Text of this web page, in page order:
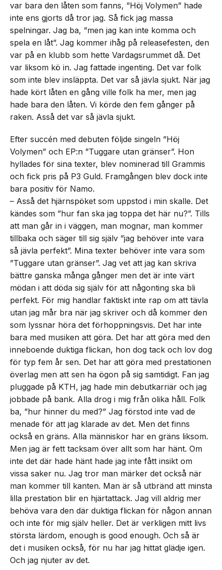
var bara den låten som fanns, ”Höj Volymen” hade
inte ens gjorts då tror jag. Så fick jag massa
spelningar. Jag ba, ”men jag kan inte komma och
spela en låt”. Jag kommer ihåg på releasefesten, den
var på en klubb som hette Vardagsrummet då. Det
var liksom kö in. Jag fattade ingenting. Det var folk
som inte blev insläppta. Det var så jävla sjukt. När jag
hade kört låten en gång ville folk ha mer, men jag
hade bara den låten. Vi körde den fem gånger på
raken. Asså det var så jävla sjukt.
Efter succén med debuten följde singeln ”Höj
Volymen” och EP:n ”Tuggare utan gränser”. Hon
hyllades för sina texter, blev nominerad till Grammis
och fick pris på P3 Guld. Framgången blev dock inte
bara positiv för Namo.
– Asså det hjärnspöket som uppstod i min skalle. Det
kändes som ”hur fan ska jag toppa det här nu?”. Tills
att man går in i väggen, man mognar, man kommer
tillbaka och säger till sig själv ”jag behöver inte vara
så jävla perfekt”. Mina texter behöver inte vara som
”Tuggare utan gränser”. Jag vet att jag kan skriva
bättre ganska många gånger men det är inte värt
mödan i att döda sig själv för att någonting ska bli
perfekt. För mig handlar faktiskt inte rap om att tävla
utan jag mår bra när jag skriver och då kommer den
som lyssnar höra det förhoppningsvis. Det har inte
bara med musiken att göra. Det har att göra med den
inneboende duktiga flickan, hon dog tack och lov dog
för typ fem år sen. Det har att göra med prestationen
överlag men att sen ha ögon på sig samtidigt. Fan jag
pluggade på KTH, jag hade min debutkarriär och jag
jobbade på bank. Alla drog i mig från olika håll. Folk
ba, ”hur hinner du med?” Jag förstod inte vad de
menade för att jag klarade av det. Men det finns
också en gräns. Alla människor har en gräns liksom.
Men jag är fett tacksam över allt som har hänt. Om
inte det där hade hänt hade jag inte fått insikt om
vissa saker nu. Jag tror man märker det också när
man kommer till kanten. Man är så utbränd att minsta
lilla prestation blir en hjärtattack. Jag vill aldrig mer
behöva vara den där duktiga flickan för någon annan
och inte för mig själv heller. Det är verkligen mitt livs
största lärdom, enough is good enough. Och så är
det i musiken också, för nu har jag hittat glädje igen.
Och jag njuter av det.